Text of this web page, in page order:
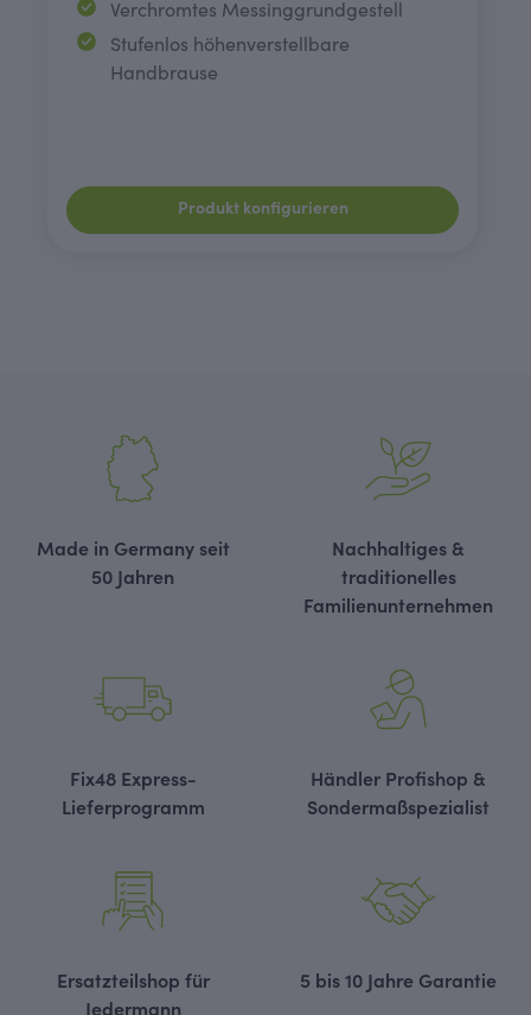
Verchromtes Messinggrundgestell
Stufenlos höhenverstellbare
Handbrause
Produkt konfigurieren
Made in Germany seit
50 Jahren
Nachhaltiges &
traditionelles
Familienunternehmen
Fix48 Express-
Lieferprogramm
Händler Profishop &
Sondermaßspezialist
Ersatzteilshop für
5 bis 10 Jahre Garantie